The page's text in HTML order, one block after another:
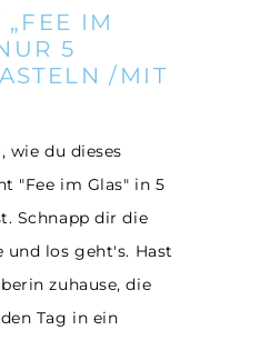
IM
5
/MIT
wie du dieses
"Fee im Glas" in 5
Schnapp dir die
und los geht's. Hast
zuhause, die
Tag in ein